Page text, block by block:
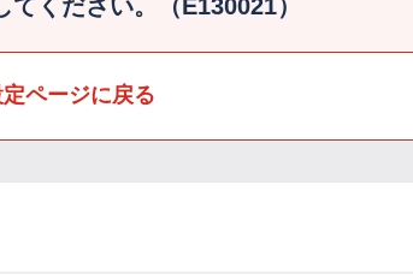
ください。（E130021）
ページに戻る